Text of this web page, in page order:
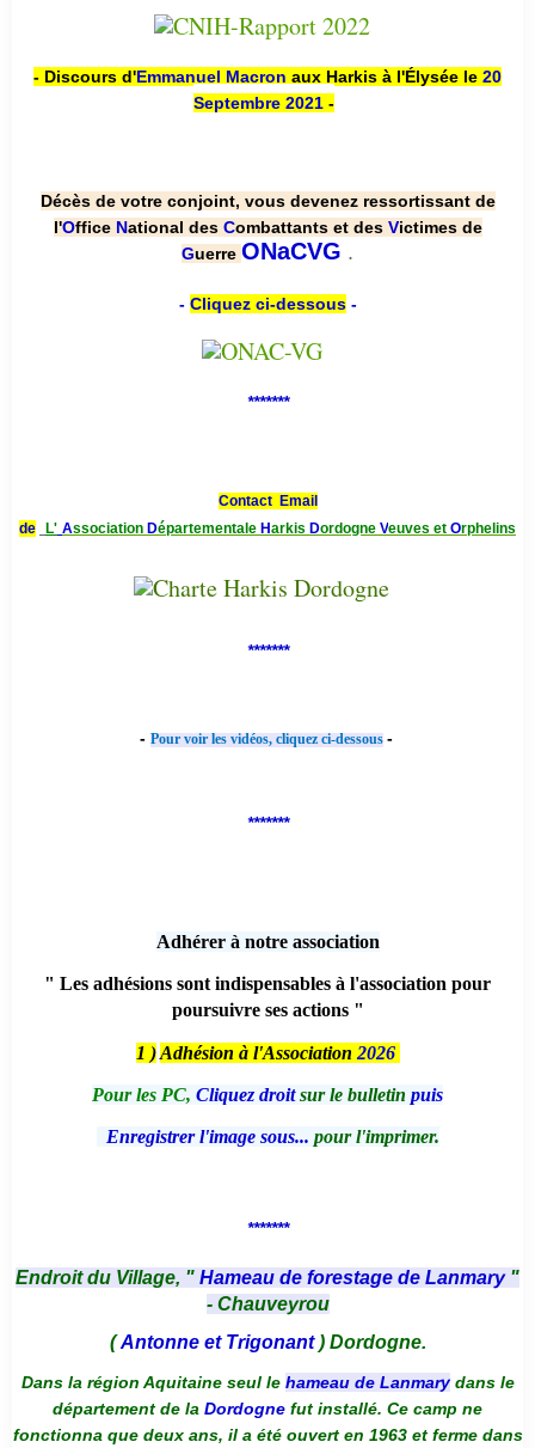
- Discours d'Emmanuel Macron aux Harkis à l'Élysée le 20
Septembre 2021 -
Décès de votre conjoint, vous devenez ressortissant de
l'Office National des Combattants et des Victimes de
Guerre ONaCVG .
- Cliquez ci-dessous-
*******
Contact Email
de
L' Association Départementale Harkis Dordogne Veuves et Orphelins
*******
- Pour voir les vidéos, cliquez ci-dessous -
*******
Adhérer à notre association
" Les adhésions sont indispensables à l'association pour
poursuivre ses actions "
1 ) Adhésion à l'Association 2026
Pour les PC, Cliquez droitsur le bulletin puis
Enregistrer l'image sous... pour l'imprimer.
*******
Endroit du Village, " Hameau de forestage de Lanmary "
- Chauveyrou
(Antonne et Trigonant) Dordogne.
Dans la région Aquitaine seul le hameau de Lanmarydans le
département de la Dordogne fut installé. Ce camp ne
fonctionna que deux ans, il a été ouvert en 1963 et ferme dans